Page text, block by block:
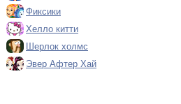
Фиксики
Хелло китти
Шерлок холмс
Эвер Афтер Хай